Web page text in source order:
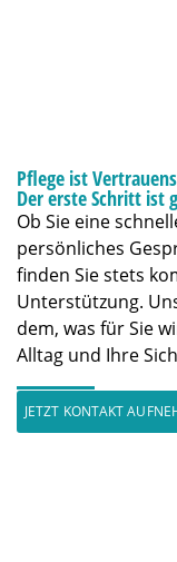
Pflege ist
Der erste Schritt ist
Ob Sie eine
persönliches
finden Sie stets
Unterstützung.
dem, was für Sie
Alltag und Ihre
JETZT KONTAKT